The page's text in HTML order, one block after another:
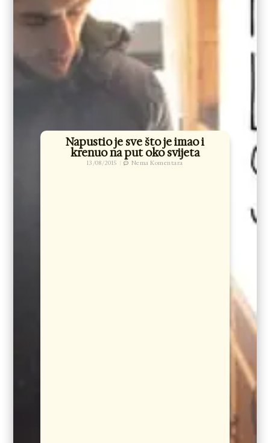
Napustio je sve što je imao i
krenuo na put oko svijeta
13/08/2015 Nema Komentara